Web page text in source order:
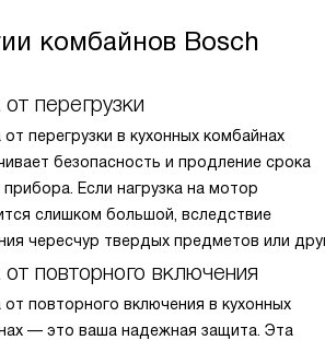
комбайнов Bosch
перегрузки
перегрузки в кухонных комбайнах
безопасность и продление срока
Если нагрузка на мотор
слишком большой, вследствие
чересчур твердых предметов или
работа автоматически прекращается.
повторного включения
повторного включения в кухонных
— это ваша надежная защита. Эта